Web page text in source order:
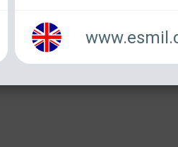
компанії «ESMIL»
5 мм; Конвеєр